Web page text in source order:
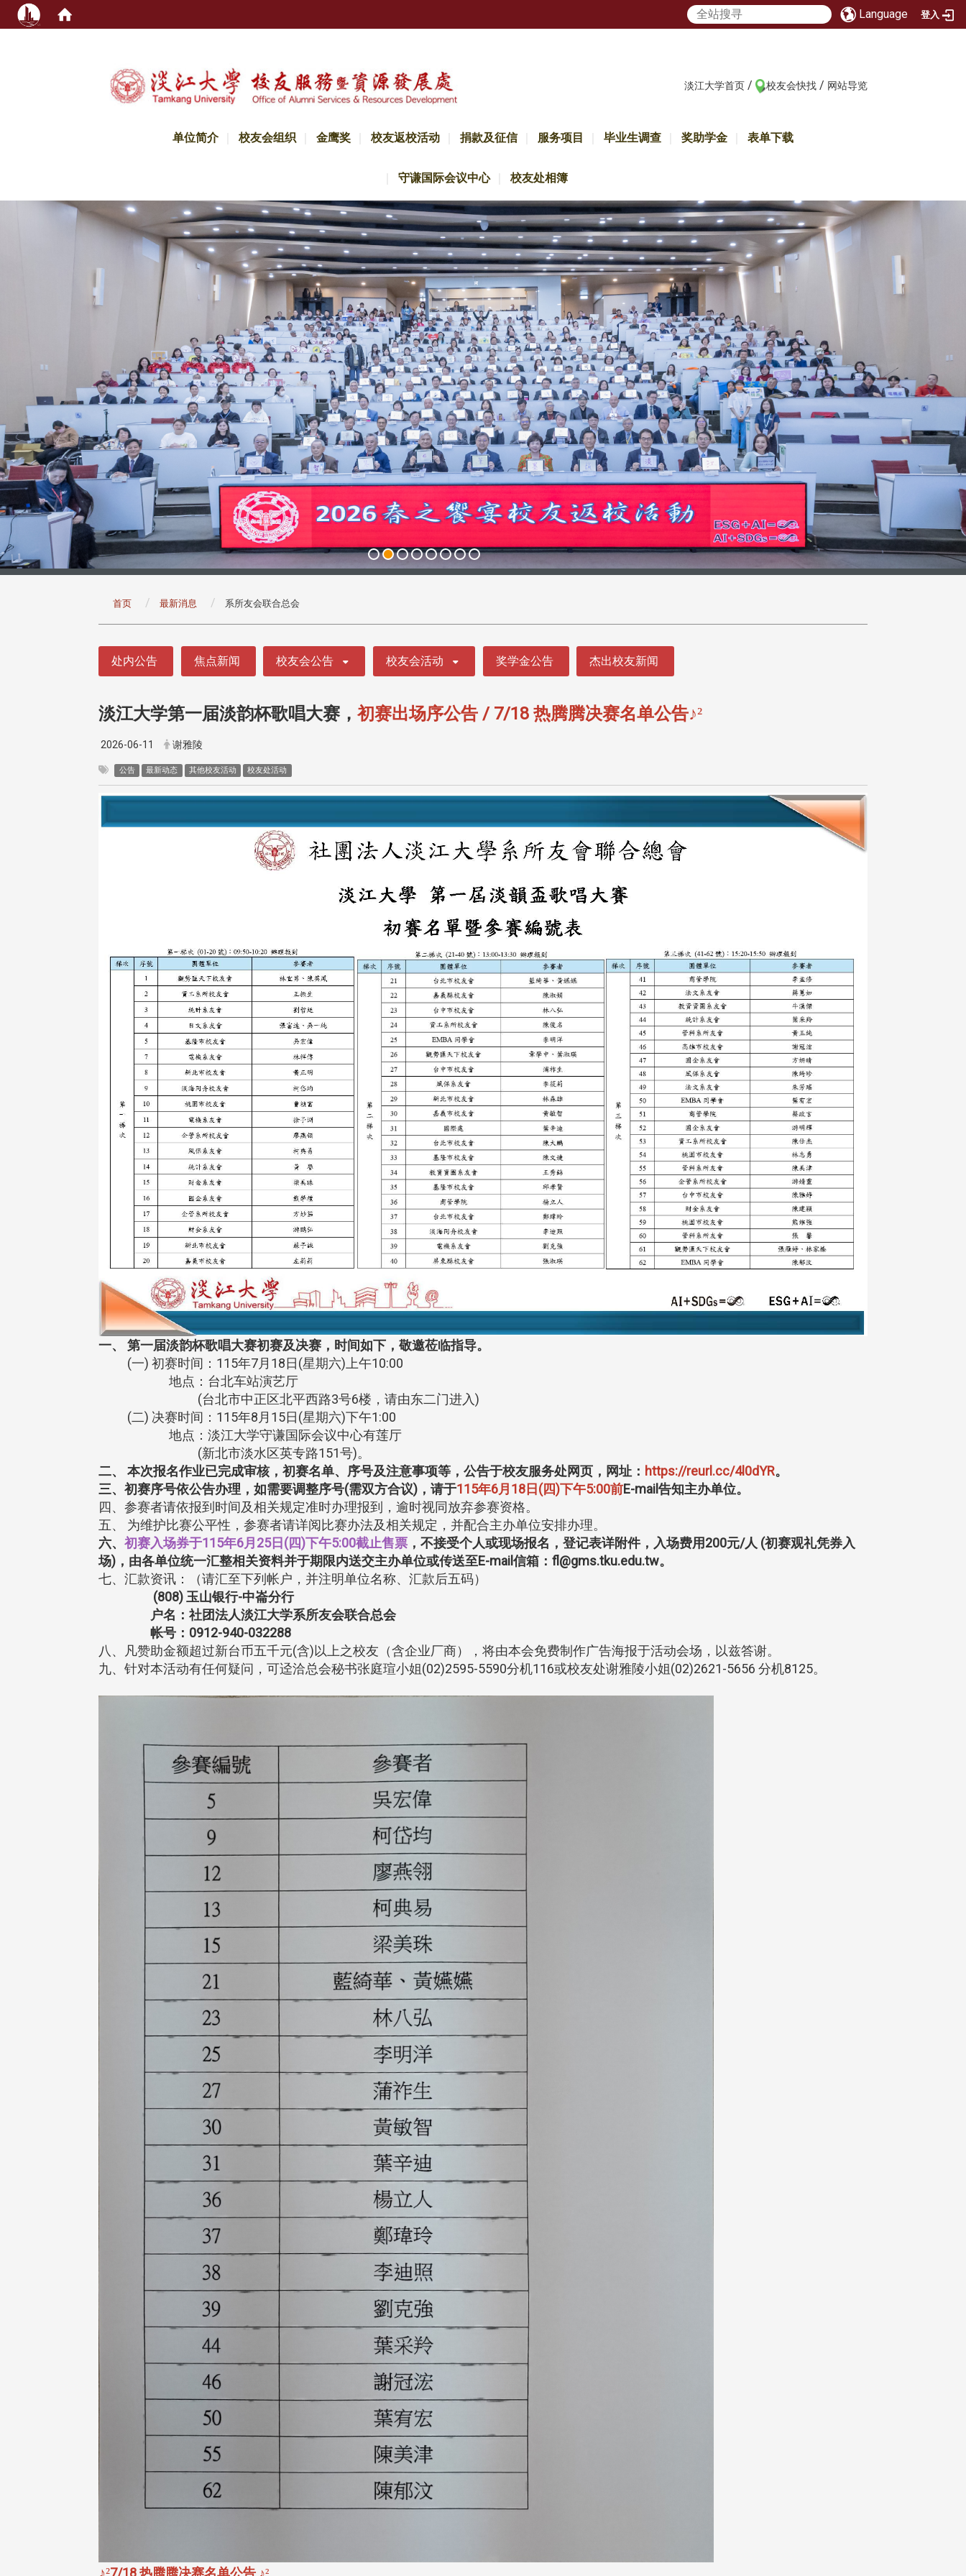
Language 登入
淡江大学首页 / 校友会快找 / 网站导览
单位简介 校友会组织 金鹰奖 校友返校活动 捐款及征信 服务项目 毕业生调查 奖助学金 表单下载
守谦国际会议中心 校友处相簿
首页 最新消息 系所友会联合总会
处内公告 焦点新闻 校友会公告 校友会活动 奖学金公告 杰出校友新闻
淡江大学第一届淡韵杯歌唱大赛， 初赛出场序公告 / 7/18 热腾腾决赛名单公告♪²
2026-06-11 谢雅陵
公告 最新动态 其他校友活动 校友处活动
一、 第一届淡韵杯歌唱大赛初赛及决赛，时间如下，敬邀莅临指导。
(一) 初赛时间：115年7月18日(星期六)上午10:00
地点：台北车站演艺厅
(台北市中正区北平西路3号6楼，请由东二门进入)
(二) 决赛时间：115年8月15日(星期六)下午1:00
地点：淡江大学守谦国际会议中心有莲厅
(新北市淡水区英专路151号)。
二、 本次报名作业已完成审核，初赛名单、序号及注意事项等，公告于校友服务处网页，网址： https://reurl.cc/4l0dYR。
三、初赛序号依公告办理，如需要调整序号(需双方合议)，请于115年6月18日(四)下午5:00前E-mail告知主办单位。
四、参赛者请依报到时间及相关规定准时办理报到，逾时视同放弃参赛资格。
五、 为维护比赛公平性，参赛者请详阅比赛办法及相关规定，并配合主办单位安排办理。
六、 初赛入场券于115年6月25日(四)下午5:00截止售票 ，不接受个人或现场报名，登记表详附件，入场费用200元/人 (初赛观礼凭券入
场)，由各单位统一汇整相关资料并于期限内送交主办单位或传送至E-mail信箱：fl@gms.tku.edu.tw。
七、汇款资讯：（请汇至下列帐户，并注明单位名称、汇款后五码）
(808) 玉山银行-中崙分行
户名：社团法人淡江大学系所友会联合总会
帐号：0912-940-032288
八、凡赞助金额超过新台币五千元(含)以上之校友（含企业厂商），将由本会免费制作广告海报于活动会场，以兹答谢。
九、针对本活动有任何疑问，可迳洽总会秘书张庭瑄小姐(02)2595-5590分机116或校友处谢雅陵小姐(02)2621-5656 分机8125。
♪²7/18 热腾腾决赛名单公告